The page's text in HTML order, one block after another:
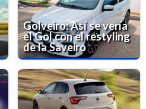
Golveiro: Así se vería
el Gol con el restyling
de la Saveiro